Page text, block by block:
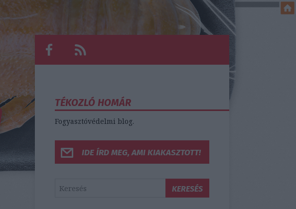
TÉKOZLÓ HOMÁR
Fogyasztóvédelmi blog.
IDE ÍRD MEG, AMI KIAKASZTOTT!